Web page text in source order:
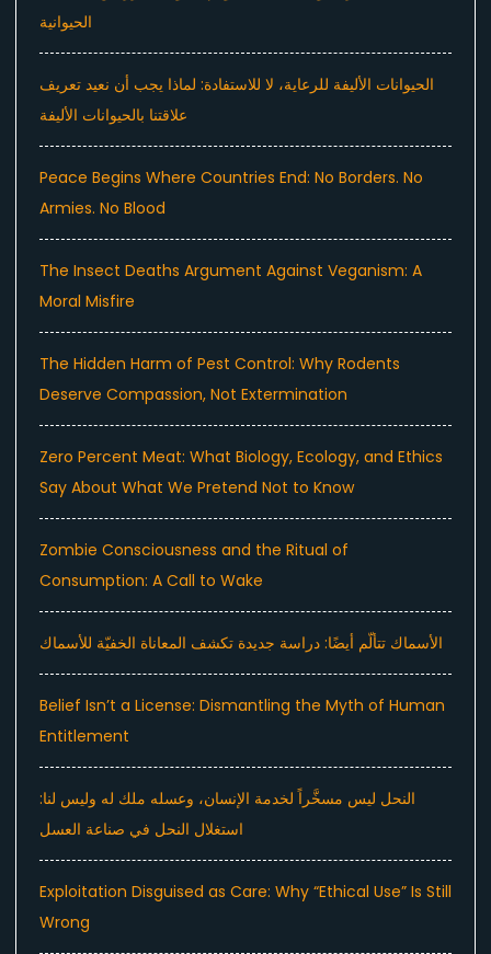
الحيوانية
الحيوانات الأليفة للرعاية، لا للاستفادة: لماذا يجب أن نعيد تعريف
علاقتنا بالحيوانات الأليفة
Peace Begins Where Countries End: No Borders. No
Armies. No Blood
The Insect Deaths Argument Against Veganism: A
Moral Misfire
The Hidden Harm of Pest Control: Why Rodents
Deserve Compassion, Not Extermination
Zero Percent Meat: What Biology, Ecology, and Ethics
Say About What We Pretend Not to Know
Zombie Consciousness and the Ritual of
Consumption: A Call to Wake
الأسماك تتألّم أيضًا: دراسة جديدة تكشف المعاناة الخفيّة للأسماك
Belief Isn’t a License: Dismantling the Myth of Human
Entitlement
النحل ليس مسخَّراً لخدمة الإنسان، وعسله ملك له وليس لنا:
استغلال النحل في صناعة العسل
Exploitation Disguised as Care: Why “Ethical Use” Is Still
Wrong